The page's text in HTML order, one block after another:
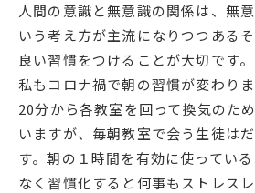
アクセス
お問い
English
プライ
人間の意識と無意識の関係は、無
いう考え方が主流になりつつある
良い習慣をつけることが大切です。
私もコロナ禍で朝の習慣が変わり
20分から各教室を回って換気のた
いますが、毎朝教室で会う生徒は
す。朝の１時間を有効に使ってい
なく習慣化すると何事もストレス